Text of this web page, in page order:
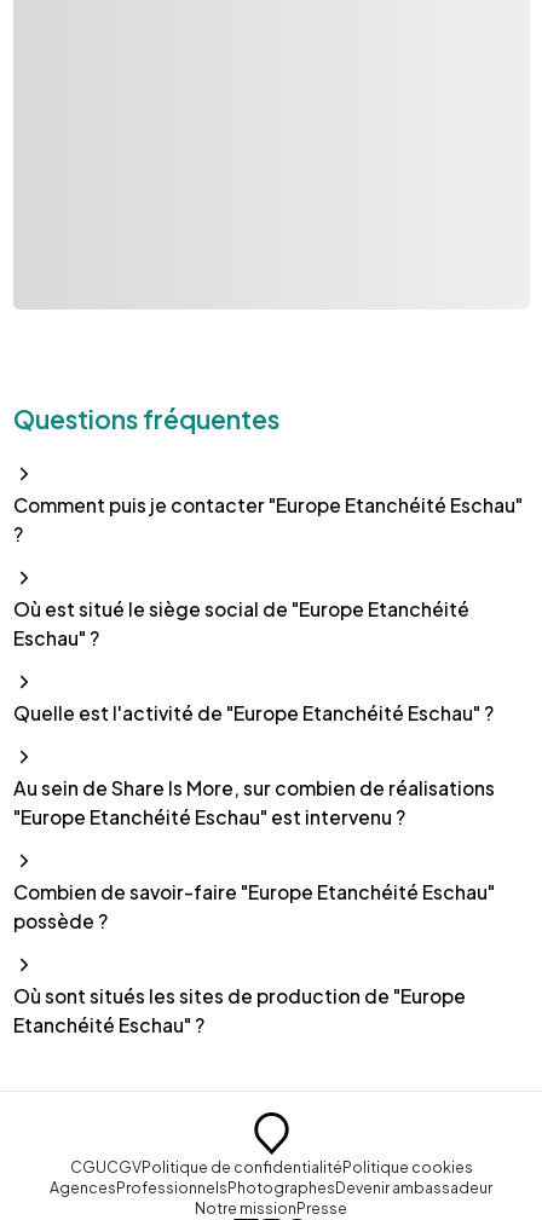
Questions fréquentes
Comment puis je contacter "Europe Etanchéité Eschau"
?
Où est situé le siège social de "Europe Etanchéité
Eschau" ?
Quelle est l'activité de "Europe Etanchéité Eschau" ?
Au sein de Share Is More, sur combien de réalisations
"Europe Etanchéité Eschau" est intervenu ?
Combien de savoir-faire "Europe Etanchéité Eschau"
possède ?
Où sont situés les sites de production de "Europe
Etanchéité Eschau" ?
CGUCGVPolitique de confidentialitéPolitique cookies
AgencesProfessionnelsPhotographesDevenir ambassadeur
Notre missionPresse